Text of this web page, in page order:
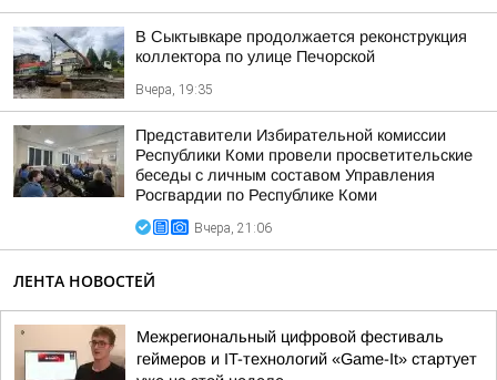
В Сыктывкаре продолжается реконструкция
коллектора по улице Печорской
Вчера, 19:35
Представители Избирательной комиссии
Республики Коми провели просветительские
беседы с личным составом Управления
Росгвардии по Республике Коми
Вчера, 21:06
ЛЕНТА НОВОСТЕЙ
Межрегиональный цифровой фестиваль
геймеров и IT-технологий «Game-It» стартует